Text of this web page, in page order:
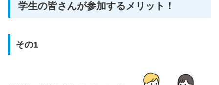
学生の皆さんが参加するメリット！
その1